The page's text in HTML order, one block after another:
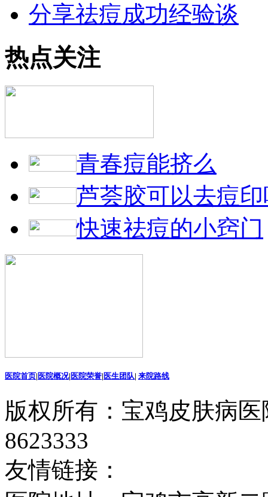
分享祛痘成功经验谈
热点关注
青春痘能挤么
芦荟胶可以去痘
快速祛痘的小窍门
医院首页| 医院概况| 医院荣誉| 医生团队| 来院路线
版权所有：宝鸡皮肤病
8623333
友情链接：